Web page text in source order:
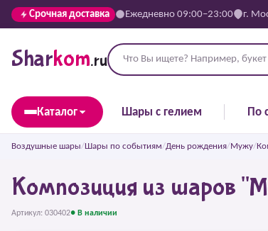
Срочная доставка Ежедневно 09:00–23:00 г.
Sharkom.ru
Каталог Шары с гелием По
Воздушные шары/Шары по событиям/День рождения/Мужу/
Композиция из шаров
Артикул: 030402● В наличии